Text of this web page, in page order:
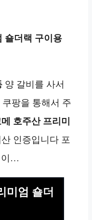
숄더랙 구이용
양 갈비를 사서
팡을 통해서 주
호주산 프리미
인증입니다 포
이…
미엄 숄더